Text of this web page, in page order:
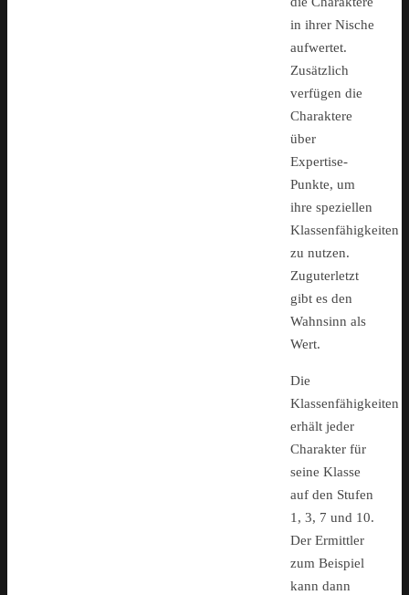
in ihrer Nische
aufwertet.
Zusätzlich
verfügen die
Charaktere
über
Expertise-
Punkte, um
ihre speziellen
Klassenfähigkeiten
zu nutzen.
Zuguterletzt
gibt es den
Wahnsinn als
Wert.
Die
Klassenfähigkeiten
erhält jeder
Charakter für
seine Klasse
auf den Stufen
1, 3, 7 und 10.
Der Ermittler
zum Beispiel
kann dann